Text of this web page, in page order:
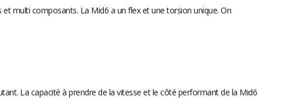
multi composants. La Mid6 a un flex et une torsion unique. On
La capacité à prendre de la vitesse et le côté performant de la Mid6